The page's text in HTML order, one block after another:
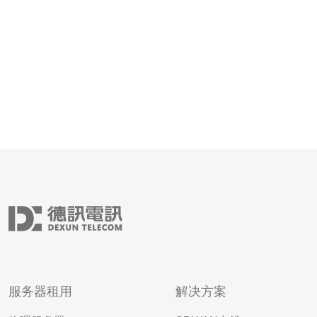
服务器租用 解决方案